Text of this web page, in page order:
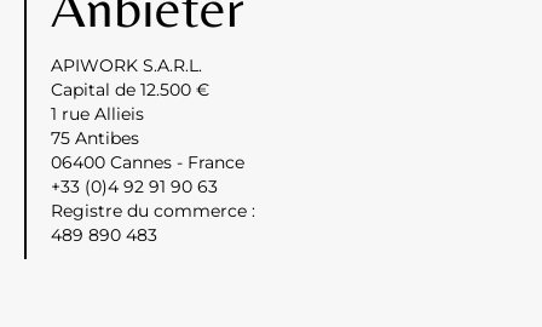
APIWORK S.A.R.L.
Capital de 12.500 €
1 rue Allieis
75 Antibes
06400 Cannes - France
+33 (0)4 92 91 90 63
Registre du commerce :
489 890 483